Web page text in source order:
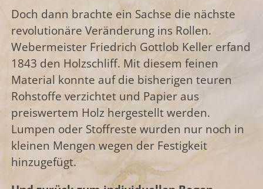
Doch dann brachte ein Sachse die nächste
revolutionäre Veränderung ins Rollen.
Webermeister Friedrich Gottlob Keller erfand
1843 den Holzschliff. Mit diesem feinen
Material konnte auf die bisherigen teuren
Rohstoffe verzichtet und Papier aus
preiswertem Holz hergestellt werden.
Lumpen oder Stoffreste wurden nur noch in
kleinen Mengen wegen der Festigkeit
hinzugefügt.